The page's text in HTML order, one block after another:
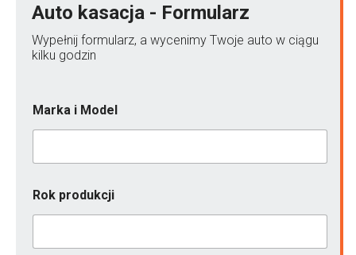
Auto kasacja - Formularz
Wypełnij formularz, a wycenimy Twoje auto w ciągu
kilku godzin
Marka i Model
Rok produkcji